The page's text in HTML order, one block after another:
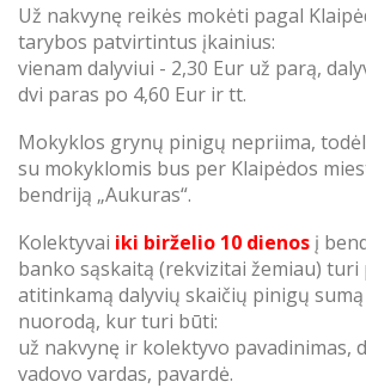
Už nakvynę reikės mokėti pagal
tarybos patvirtintus įkainius:
vienam dalyviui - 2,30 Eur už parą,
dvi paras po 4,60 Eur ir tt.
Mokyklos grynų pinigų nepriima,
su mokyklomis bus per Klaipėdos
bendriją „Aukuras“.
Kolektyvai iki birželio 10 dienos į
banko sąskaitą (rekvizitai žemiau) turi
atitinkamą dalyvių skaičių pinigų
nuorodą, kur turi būti:
už nakvynę ir kolektyvo pavadinimas,
vadovo vardas, pavardė.